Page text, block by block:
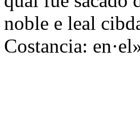
noble e leal
Costancia: